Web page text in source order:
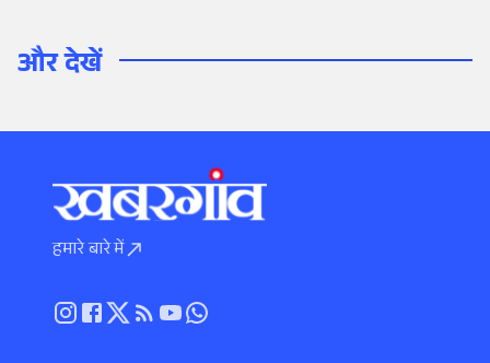
और देखें
हमारे बारे में